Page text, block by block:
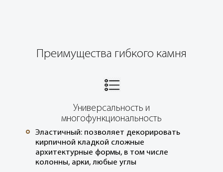
Преимущества гибкого камня
Универсальность и
многофункциональность
°
Эластичный: позволяет декорировать
кирпичной кладкой сложные
архитектурные формы, в том числе
колонны, арки, любые углы